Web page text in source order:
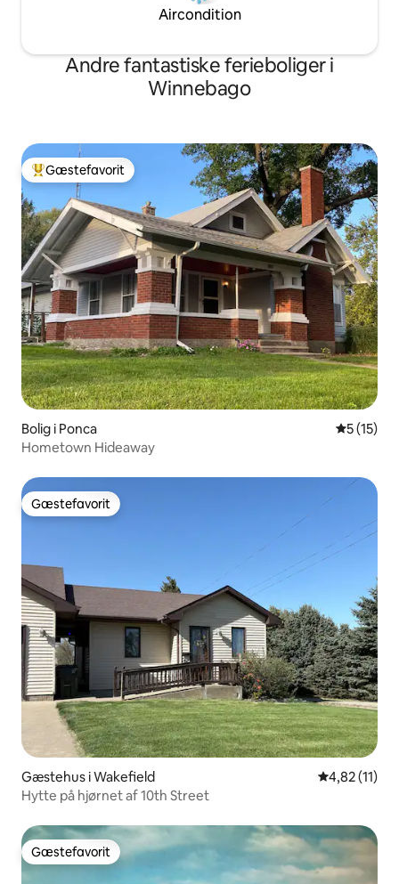
Aircondition
Andre fantastiske ferieboliger i
Winnebago
Bedste gæstefavorit
Gæstefavorit
Bolig i Ponca 5 ud af 5
5 (15)
Hometown Hideaway
Gæstefavorit
Gæstefavorit
Gæstehus i Wakefield 4,82 ud af 5
4,82 (11)
Hytte på hjørnet af 10th Street
Gæstefavorit
Gæstefavorit